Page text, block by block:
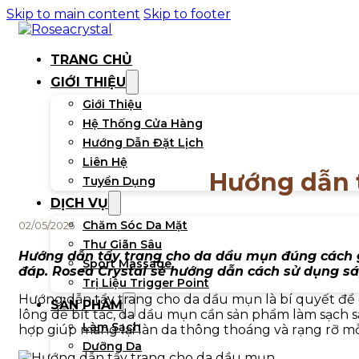
Skip to main content Skip to footer
TRANG CHỦ
GIỚI THIỆU
Giới Thiệu
Hệ Thống Cửa Hàng
Hướng Dẫn Đặt Lịch
Liên Hệ
Tuyển Dụng
DỊCH VỤ
Chăm Sóc Da Mặt
Thư Giãn Sâu
Sport Massage
Trị Liệu Trigger Point
SẢN PHẨM
Làm Sạch
Dưỡng Da
Hướng dẫn
02/05/2025
Hướng dẫn tẩy trang cho da dầu mụn đúng cách
đáp. Rosea Crystal sẽ hướng dẫn cách sử dụng
Hướng dẫn tẩy trang cho da dầu mụn là bí quyết
lông dễ bít tắc, da dầu mụn cần sản phẩm làm
hợp giúp mang lại làn da thông thoáng và rạng rỡ